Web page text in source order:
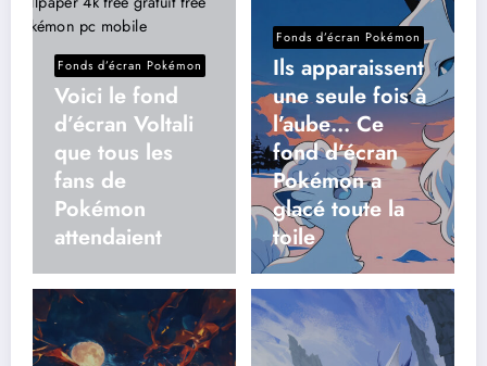
Fonds d’écran Pokémon
Voici le fond
d’écran Voltali
que tous les
fans de
Pokémon
attendaient
Fonds d’écran Pokémon
Ils apparaissent
une seule fois à
l’aube… Ce
fond d’écran
Pokémon a
glacé toute la
toile